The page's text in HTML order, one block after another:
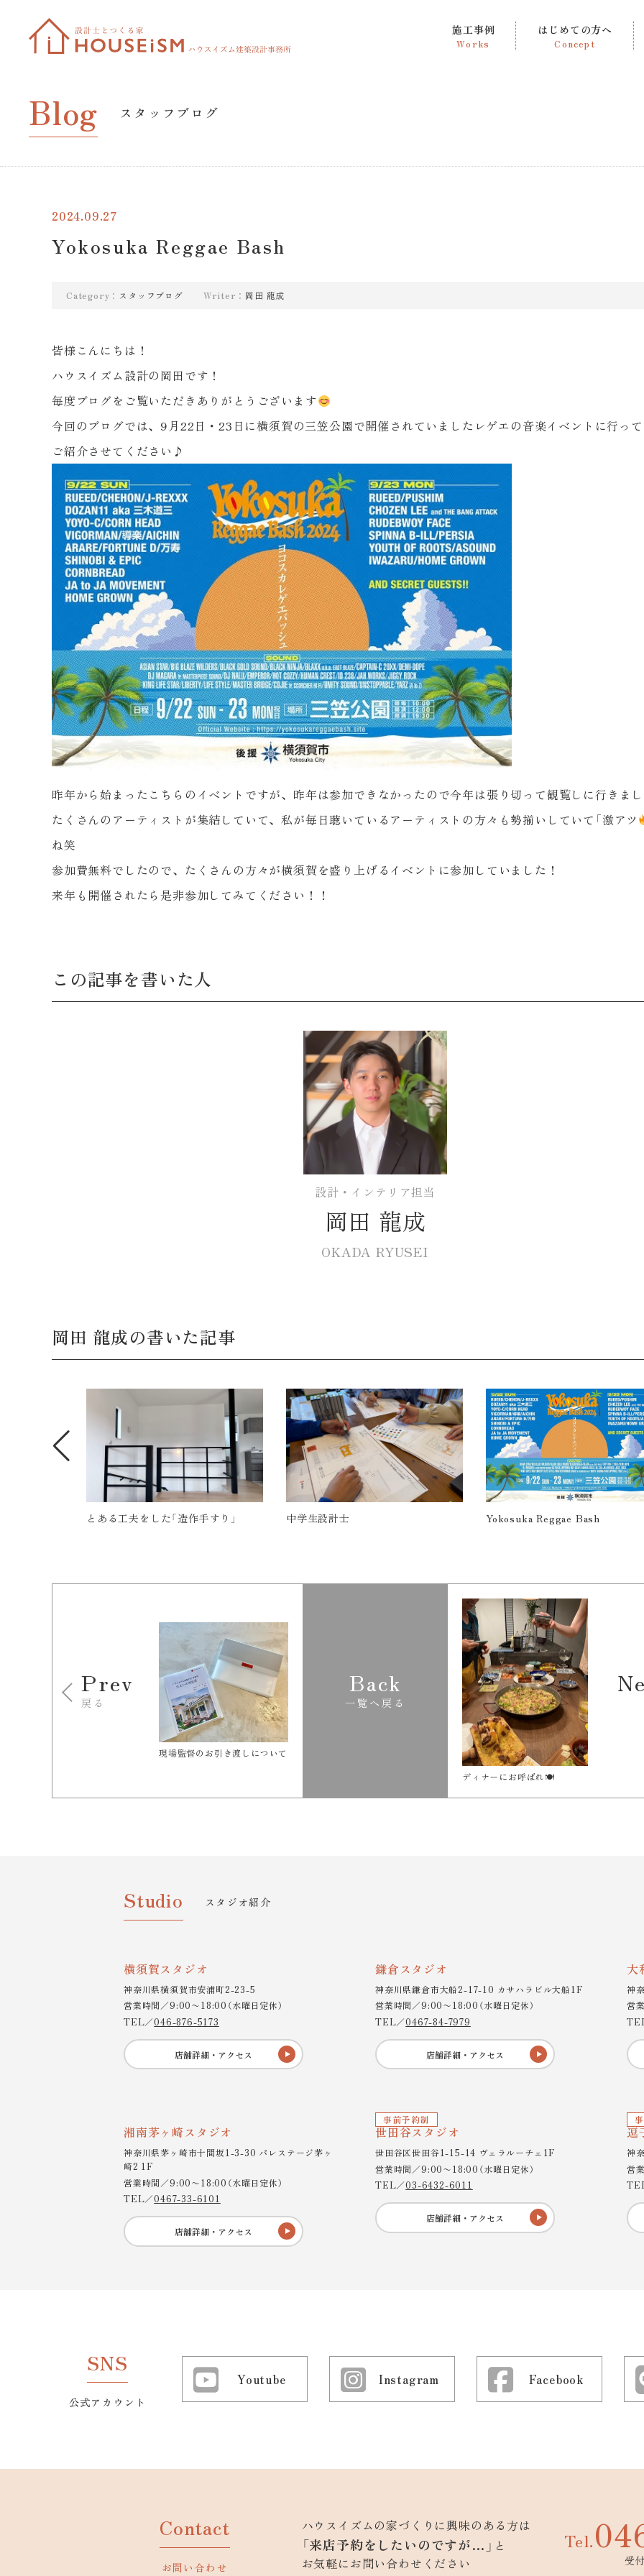
施工事例
Works
はじめての方へ
Concept
Blog スタッフブログ
2024.09.27
Yokosuka Reggae Bash
Category： スタッフブログ Writer： 岡田 龍成
皆様こんにちは！
ハウスイズム設計の岡田です！
毎度ブログをご覧いただきありがとうございます
今回のブログでは、9月22日・23日に横須賀の三笠公園で開催されていましたレゲエの音楽イベントに行っ
ご紹介させてください♪
昨年から始まったこちらのイベントですが、昨年は参加できなかったので今年は張り切って観覧しに行きまし
たくさんのアーティストが集結していて、私が毎日聴いているアーティストの方々も勢揃いしていて「激アツ
ね笑
参加費無料でしたので、たくさんの方々が横須賀を盛り上げるイベントに参加していました！
来年も開催されたら是非参加してみてください！！
この記事を書いた人
設計・インテリア担当
岡田 龍成
OKADA RYUSEI
岡田 龍成の書いた記事
中学生設計士 Yokosuka Reggae Bash 【岡田、パパになりました！
Prev
戻る
現場監督のお引き渡しについて
Back
一覧へ戻る
ディナーにお呼ばれ🍽
Studio スタジオ紹介
横須賀スタジオ
神奈川県横須賀市安浦町2-23-5
営業時間／9:00〜18:00（水曜日定休）
TEL／046-876-5173
店舗詳細・アクセス
鎌倉スタジオ
神奈川県鎌倉市大船2-17-10 カサハラビル大船1F
営業時間／9:00〜18:00（水曜日定休）
TEL／0467-84-7979
店舗詳細・アクセス
大
神
営
湘南茅ヶ崎スタジオ
神奈川県茅ヶ崎市十間坂1-3-30 パレステージ茅ヶ
崎2 1F
営業時間／9:00〜18:00（水曜日定休）
TEL／0467-33-6101
店舗詳細・アクセス
事前予約制
世田谷スタジオ
世田谷区世田谷1-15-14 ヴェラルーチェ1F
営業時間／9:00〜18:00（水曜日定休）
TEL／03-6432-6011
店舗詳細・アクセス
逗
神
営
SNS
公式アカウント
Youtube Instagram Facebook
Contact
お問い合わせ
ハウスイズムの家づくりに興味のある方は
「来店予約をしたいのですが…」 と
お気軽にお問い合わせください
Tel.
受